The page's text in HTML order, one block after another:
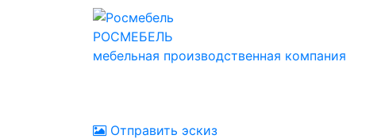
РОСМЕБЕЛЬ
мебельная производственная компания
Отправить эскиз